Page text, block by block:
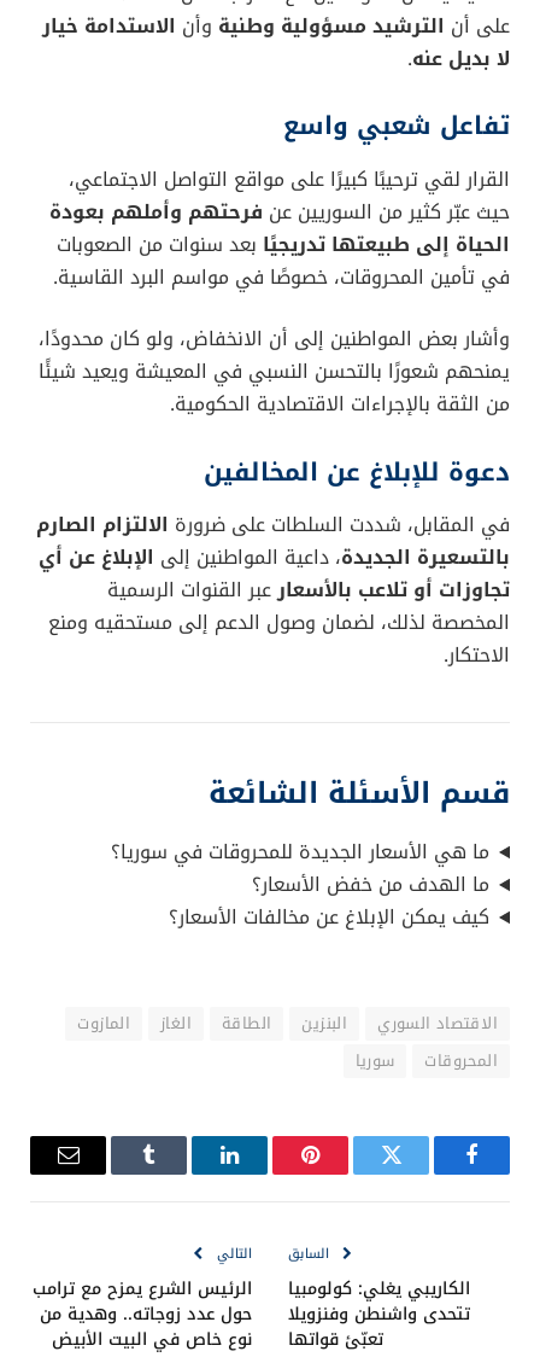
على أن الترشيد مسؤولية وطنية وأن الاستدامة خيار
لا بديل عنه.
تفاعل شعبي واسع
القرار لقي ترحيبًا كبيرًا على مواقع التواصل الاجتماعي،
حيث عبّر كثير من السوريين عن فرحتهم وأملهم بعودة
الحياة إلى طبيعتها تدريجيًا بعد سنوات من الصعوبات
في تأمين المحروقات، خصوصًا في مواسم البرد القاسية.
وأشار بعض المواطنين إلى أن الانخفاض، ولو كان محدودًا،
يمنحهم شعورًا بالتحسن النسبي في المعيشة ويعيد شيئًا
من الثقة بالإجراءات الاقتصادية الحكومية.
دعوة للإبلاغ عن المخالفين
في المقابل، شددت السلطات على ضرورة الالتزام الصارم
بالتسعيرة الجديدة، داعية المواطنين إلى الإبلاغ عن أي
تجاوزات أو تلاعب بالأسعارعبر القنوات الرسمية
المخصصة لذلك، لضمان وصول الدعم إلى مستحقيه ومنع
الاحتكار.
قسم الأسئلة الشائعة
ما هي الأسعار الجديدة للمحروقات في سوريا؟
ما الهدف من خفض الأسعار؟
كيف يمكن الإبلاغ عن مخالفات الأسعار؟
الاقتصاد السوري البنزين الطاقة الغاز
المازوت
المحروقات
سوريا
فيسبوك تويتر بينتيريستلينكدإن Tumblr
البريد
السابق
الكاريبي يغلي: كولومبيا
تتحدى واشنطن وفنزويلا
تعبّئ قواتها
التالي
الرئيس الشرع يمزح مع ترامب
حول عدد زوجاته.. وهدية من
نوع خاص في البيت الأبيض